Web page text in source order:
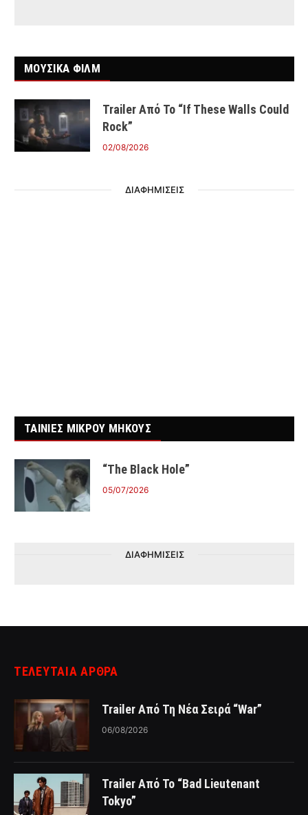
ΜΟΥΣΙΚΑ ΦΙΛΜ
Trailer Από Το “If These Walls Could
Rock”
02/08/2026
ΔΙΑΦΗΜΙΣΕΙΣ
ΤΑΙΝΙΕΣ ΜΙΚΡΟΥ ΜΗΚΟΥΣ
“The Black Hole”
05/07/2026
ΔΙΑΦΗΜΙΣΕΙΣ
ΤΕΛΕΥΤΑΙΑ ΑΡΘΡΑ
Trailer Από Τη Νέα Σειρά “War”
06/08/2026
Trailer Από Το “Bad Lieutenant
Tokyo”